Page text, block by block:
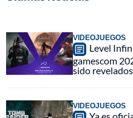
VIDEOJUEGOS
Level
gamescom
sido revelados
VIDEOJUEGOS